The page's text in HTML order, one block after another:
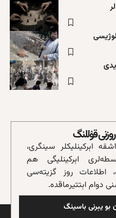
قۉللنگ
اېرکینلیکلر سینگری،
اېرکینلیگی هم
اطلاعات روز گزیته‌سی
دوام اېتتیرماقده.
یېرنی باسینگ